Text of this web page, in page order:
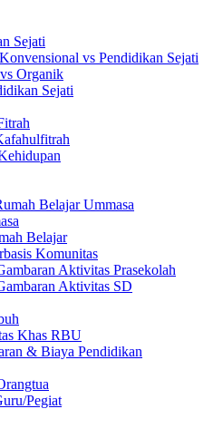
Sejati
vs Pendidikan Sejati
Organik
Sejati
Belajar Ummasa
Belajar
Komunitas
Aktivitas Prasekolah
Aktivitas SD
Khas RBU
& Biaya Pendidikan
Pegiat